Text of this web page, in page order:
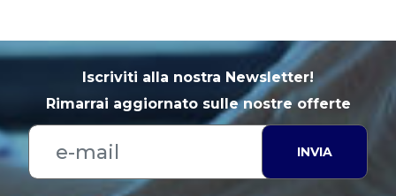
Iscriviti alla nostra Newsletter!
Rimarrai aggiornato sulle nostre offerte
INVIA